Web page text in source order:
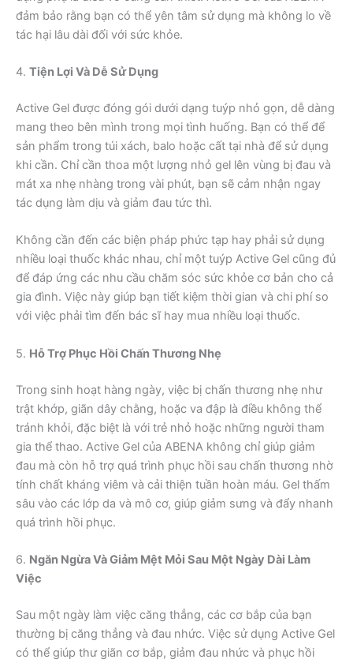
đảm bảo rằng bạn có thể yên tâm sử dụng mà không lo về
tác hại lâu dài đối với sức khỏe.
4. Tiện Lợi Và Dễ Sử Dụng
Active Gel được đóng gói dưới dạng tuýp nhỏ gọn, dễ dàng
mang theo bên mình trong mọi tình huống. Bạn có thể để
sản phẩm trong túi xách, balo hoặc cất tại nhà để sử dụng
khi cần. Chỉ cần thoa một lượng nhỏ gel lên vùng bị đau và
mát xa nhẹ nhàng trong vài phút, bạn sẽ cảm nhận ngay
tác dụng làm dịu và giảm đau tức thì.
Không cần đến các biện pháp phức tạp hay phải sử dụng
nhiều loại thuốc khác nhau, chỉ một tuýp Active Gel cũng đủ
để đáp ứng các nhu cầu chăm sóc sức khỏe cơ bản cho cả
gia đình. Việc này giúp bạn tiết kiệm thời gian và chi phí so
với việc phải tìm đến bác sĩ hay mua nhiều loại thuốc.
5. Hỗ Trợ Phục Hồi Chấn Thương Nhẹ
Trong sinh hoạt hàng ngày, việc bị chấn thương nhẹ như
trật khớp, giãn dây chằng, hoặc va đập là điều không thể
tránh khỏi, đặc biệt là với trẻ nhỏ hoặc những người tham
gia thể thao. Active Gel của ABENA không chỉ giúp giảm
đau mà còn hỗ trợ quá trình phục hồi sau chấn thương nhờ
tính chất kháng viêm và cải thiện tuần hoàn máu. Gel thấm
sâu vào các lớp da và mô cơ, giúp giảm sưng và đẩy nhanh
quá trình hồi phục.
6. Ngăn Ngừa Và Giảm Mệt Mỏi Sau Một Ngày Dài Làm
Việc
Sau một ngày làm việc căng thẳng, các cơ bắp của bạn
thường bị căng thẳng và đau nhức. Việc sử dụng Active Gel
có thể giúp thư giãn cơ bắp, giảm đau nhức và phục hồi